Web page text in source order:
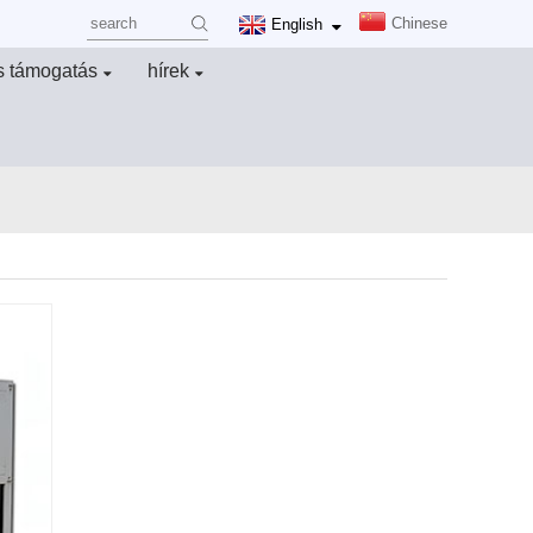
English Chinese
támogatás hírek